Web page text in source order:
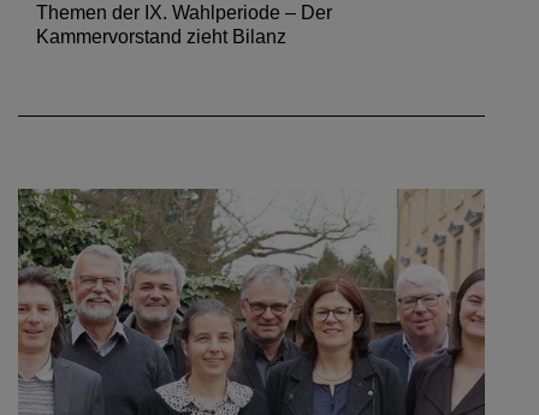
Themen der IX. Wahlperiode – Der
Kammervorstand zieht Bilanz